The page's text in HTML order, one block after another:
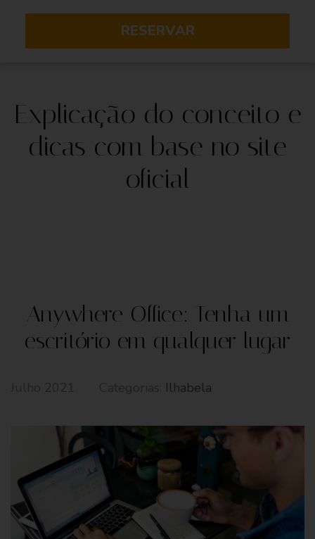
RESERVAR
Explicação do conceito e
dicas com base no site
oficial
Anywhere Office: Tenha um
escritório em qualquer lugar
Ilhabela